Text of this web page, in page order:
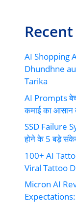
AI Shopping
Dhundhne
Tarika
AI Prompts
कमाई का आसान
SSD Failure
होने के 5 बड़े
100+ AI
Viral Tattoo
Micron AI
Expectations: